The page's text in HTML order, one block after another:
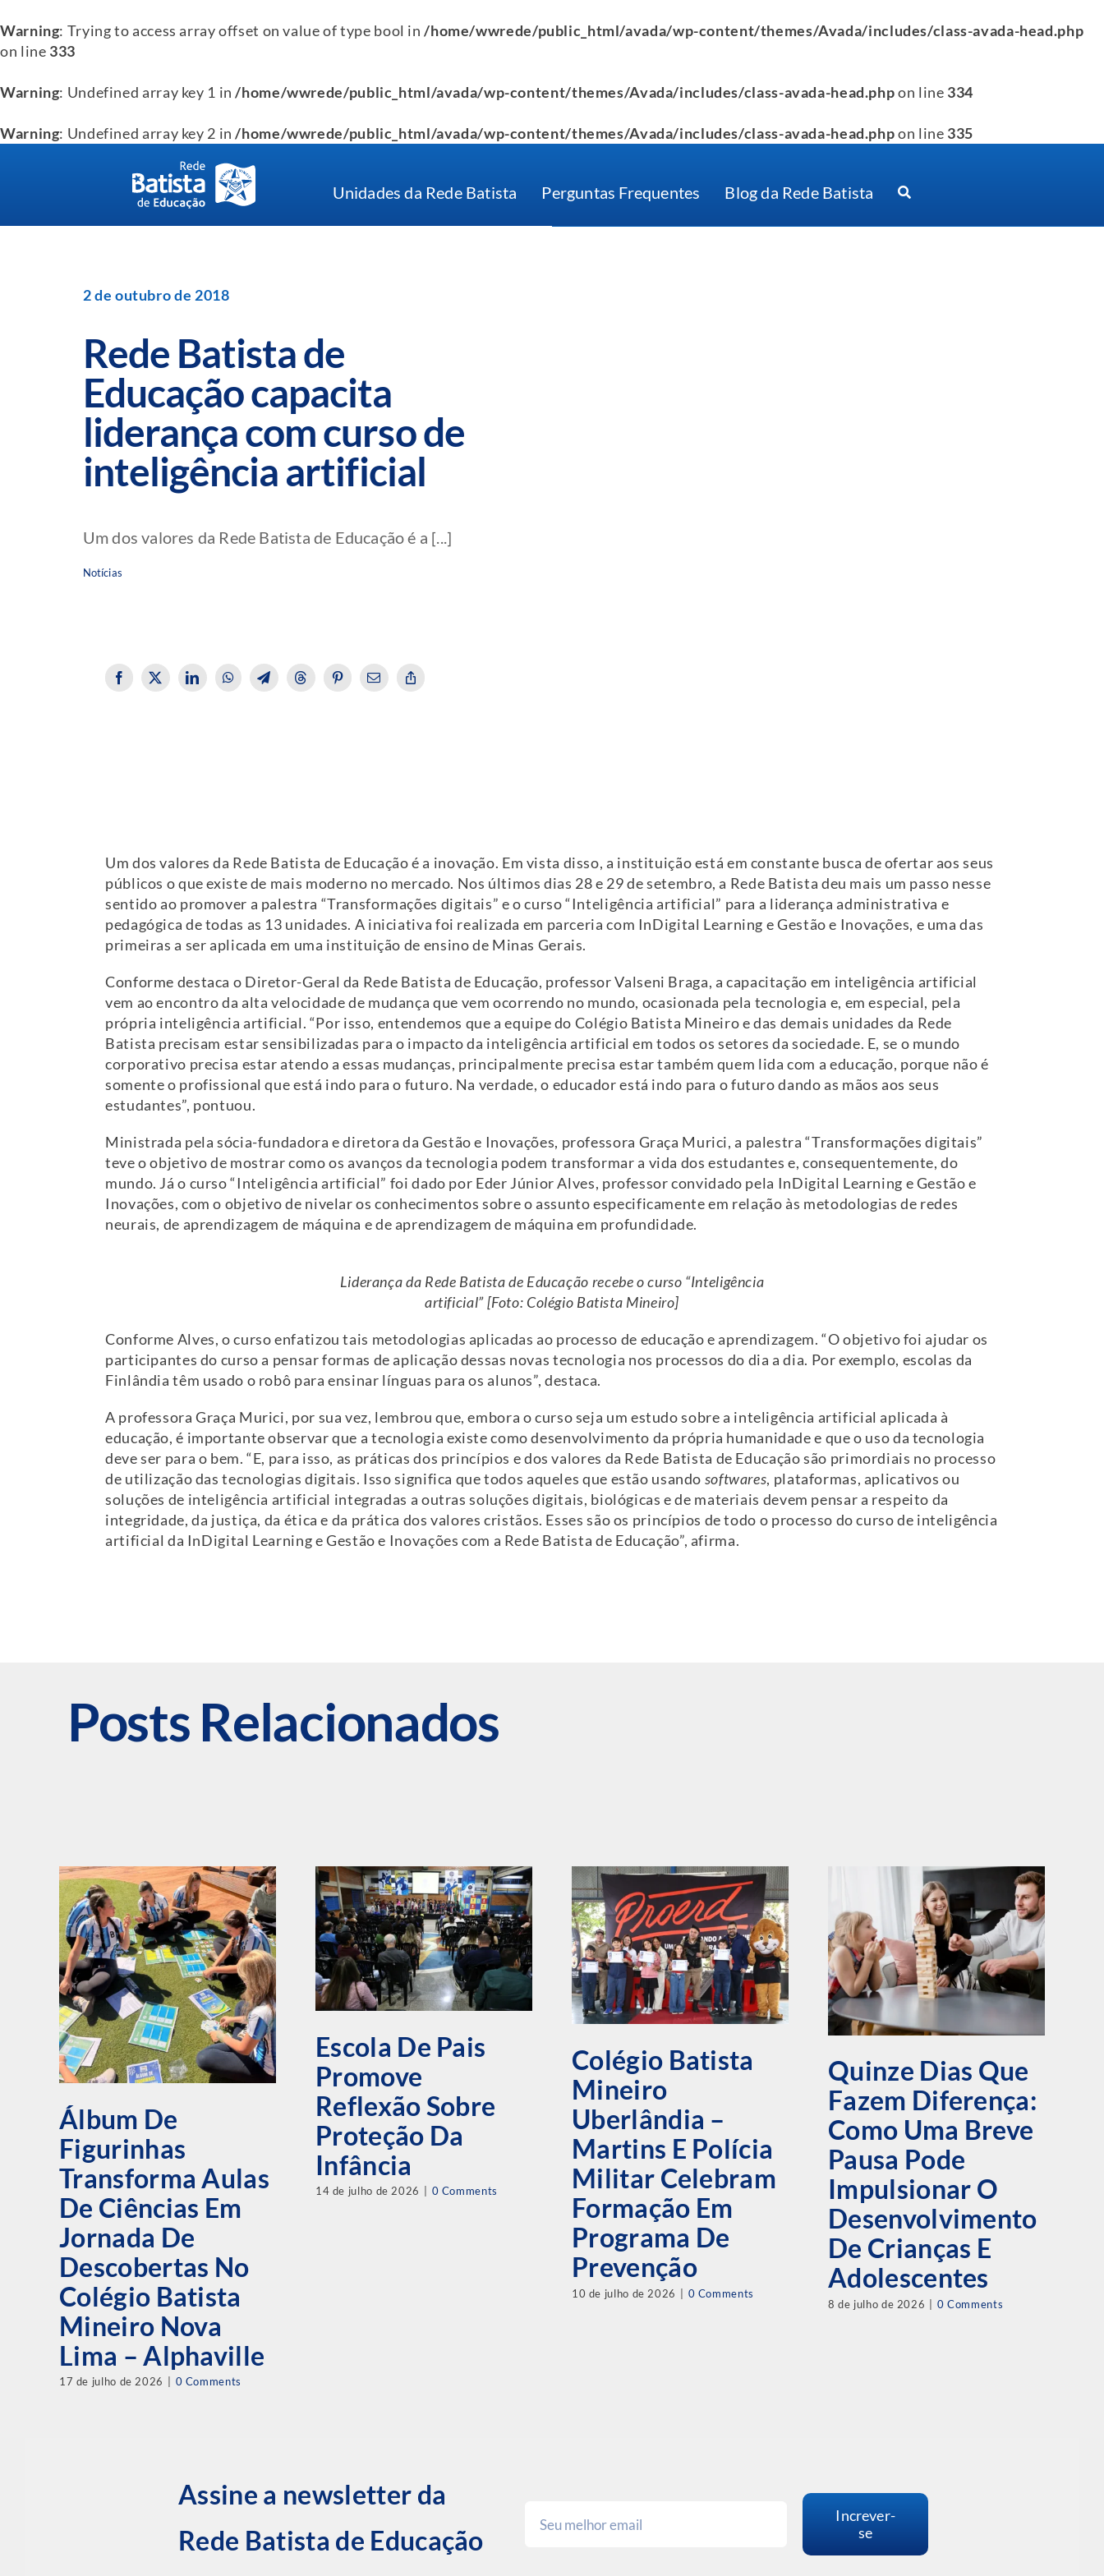
Warning: Trying to access array offset on value of type bool in/home/wwrede/public_html/avada/wp-content/themes/Avada/includes/class-avada-head.php
on line 333
Warning: Undefined array key 1 in/home/wwrede/public_html/avada/wp-content/themes/Avada/includes/class-avada-head.phpon line 334
Warning: Undefined array key 2 in/home/wwrede/public_html/avada/wp-content/themes/Avada/includes/class-avada-head.phpon line 335
Unidades da Rede Batista Perguntas Frequentes Blog da Rede Batista
2 de outubro de 2018
Rede Batista de
Educação capacita
liderança com curso de
inteligência artificial
Um dos valores da Rede Batista de Educação é a [...]
Notícias
Um dos valores da Rede Batista de Educação é a inovação. Em vista disso, a instituição está em constante busca de ofertar aos seus
públicos o que existe de mais moderno no mercado. Nos últimos dias 28 e 29 de setembro, a Rede Batista deu mais um passo nesse
sentido ao promover a palestra “Transformações digitais” e o curso “Inteligência artificial” para a liderança administrativa e
pedagógica de todas as 13 unidades. A iniciativa foi realizada em parceria com InDigital Learning e Gestão e Inovações, e uma das
primeiras a ser aplicada em uma instituição de ensino de Minas Gerais.
Conforme destaca o Diretor-Geral da Rede Batista de Educação, professor Valseni Braga, a capacitação em inteligência artificial
vem ao encontro da alta velocidade de mudança que vem ocorrendo no mundo, ocasionada pela tecnologia e, em especial, pela
própria inteligência artificial. “Por isso, entendemos que a equipe do Colégio Batista Mineiro e das demais unidades da Rede
Batista precisam estar sensibilizadas para o impacto da inteligência artificial em todos os setores da sociedade. E, se o mundo
corporativo precisa estar atendo a essas mudanças, principalmente precisa estar também quem lida com a educação, porque não é
somente o profissional que está indo para o futuro. Na verdade, o educador está indo para o futuro dando as mãos aos seus
estudantes”, pontuou.
Ministrada pela sócia-fundadora e diretora da Gestão e Inovações, professora Graça Murici, a palestra “Transformações digitais”
teve o objetivo de mostrar como os avanços da tecnologia podem transformar a vida dos estudantes e, consequentemente, do
mundo. Já o curso “Inteligência artificial” foi dado por Eder Júnior Alves, professor convidado pela InDigital Learning e Gestão e
Inovações, com o objetivo de nivelar os conhecimentos sobre o assunto especificamente em relação às metodologias de redes
neurais, de aprendizagem de máquina e de aprendizagem de máquina em profundidade.
Liderança da Rede Batista de Educação recebe o curso “Inteligência
artificial” [Foto: Colégio Batista Mineiro]
Conforme Alves, o curso enfatizou tais metodologias aplicadas ao processo de educação e aprendizagem. “O objetivo foi ajudar os
participantes do curso a pensar formas de aplicação dessas novas tecnologia nos processos do dia a dia. Por exemplo, escolas da
Finlândia têm usado o robô para ensinar línguas para os alunos”, destaca.
A professora Graça Murici, por sua vez, lembrou que, embora o curso seja um estudo sobre a inteligência artificial aplicada à
educação, é importante observar que a tecnologia existe como desenvolvimento da própria humanidade e que o uso da tecnologia
deve ser para o bem. “E, para isso, as práticas dos princípios e dos valores da Rede Batista de Educação são primordiais no processo
de utilização das tecnologias digitais. Isso significa que todos aqueles que estão usando softwares, plataformas, aplicativos ou
soluções de inteligência artificial integradas a outras soluções digitais, biológicas e de materiais devem pensar a respeito da
integridade, da justiça, da ética e da prática dos valores cristãos. Esses são os princípios de todo o processo do curso de inteligência
artificial da InDigital Learning e Gestão e Inovações com a Rede Batista de Educação”, afirma.
Posts Relacionados
Álbum De
Figurinhas
Transforma Aulas
De Ciências Em
Jornada De
Descobertas No
Colégio Batista
Mineiro Nova
Lima – Alphaville
17 de julho de 2026 0 Comments
Escola De Pais
Promove
Reflexão Sobre
Proteção Da
Infância
14 de julho de 2026 0 Comments
Colégio Batista
Mineiro
Uberlândia –
Martins E Polícia
Militar Celebram
Formação Em
Programa De
Prevenção
10 de julho de 2026 | 0 Comments
Quinze Dias Que
Fazem Diferença:
Como Uma Breve
Pausa Pode
Impulsionar O
Desenvolvimento
De Crianças E
Adolescentes
8 de julho de 2026 0 Comments
Assine a newsletter da
Rede Batista de Educação
Increver-
se